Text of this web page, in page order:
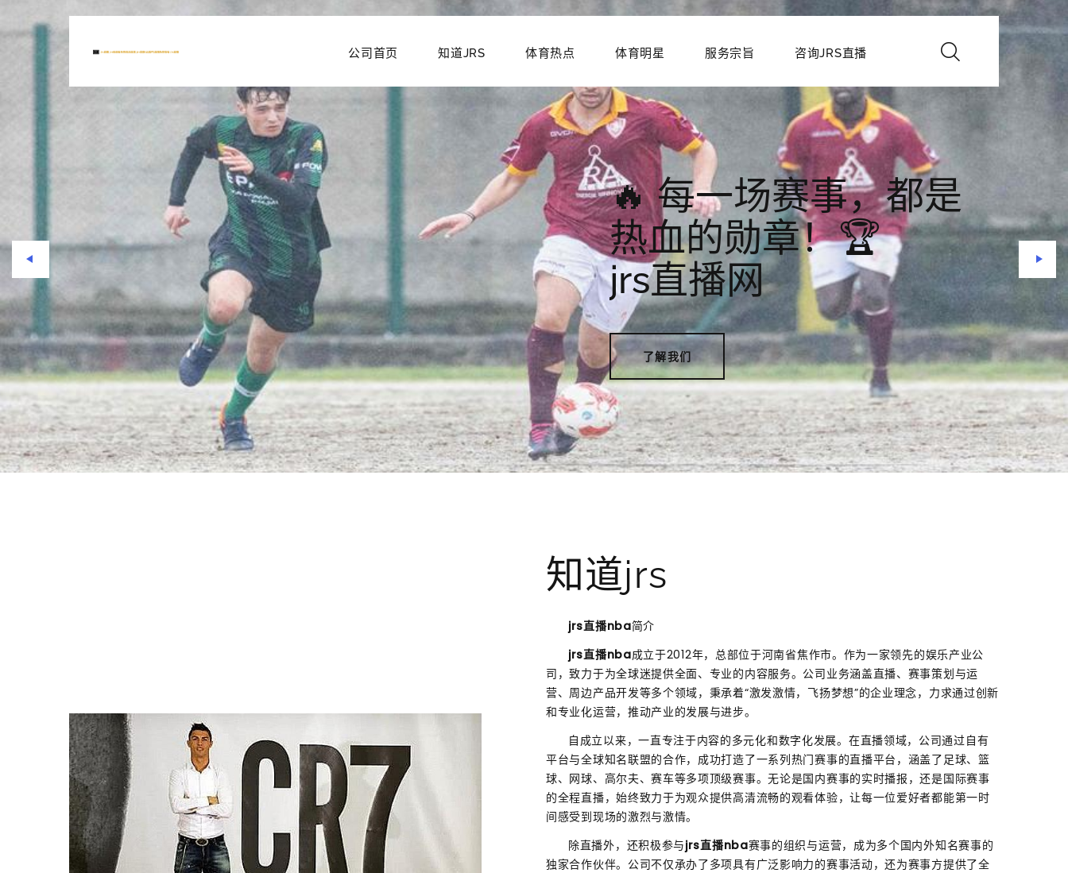
公司首页 知道JRS 体育热点 体育明星 服务宗旨 咨询JRS直播
🔥 每一场赛事，都是
热血的勋章！🏆
jrs直播网
了解我们
知道jrs
jrs直播nba简介
jrs直播nba成立于2012年，总部位于河南省焦作市。作为一家领先的娱乐产业公
司，致力于为全球迷提供全面、专业的内容服务。公司业务涵盖直播、赛事策划与运
营、周边产品开发等多个领域，秉承着“激发激情，飞扬梦想”的企业理念，力求通过创新
和专业化运营，推动产业的发展与进步。
自成立以来，一直专注于内容的多元化和数字化发展。在直播领域，公司通过自有
平台与全球知名联盟的合作，成功打造了一系列热门赛事的直播平台，涵盖了足球、篮
球、网球、高尔夫、赛车等多项顶级赛事。无论是国内赛事的实时播报，还是国际赛事
的全程直播，始终致力于为观众提供高清流畅的观看体验，让每一位爱好者都能第一时
间感受到现场的激烈与激情。
除直播外，还积极参与jrs直播nba赛事的组织与运营，成为多个国内外知名赛事的
独家合作伙伴。公司不仅承办了多项具有广泛影响力的赛事活动，还为赛事方提供了全